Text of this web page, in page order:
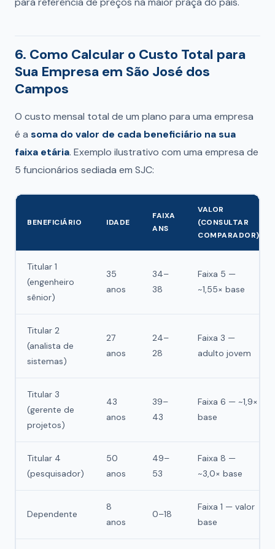
6. Como Calcular o Custo Total para
Sua Empresa em São José dos
Campos
O custo mensal total de um plano para uma empresa
é a soma do valor de cada beneficiário na sua
faixa etária. Exemplo ilustrativo com uma empresa de
5 funcionários sediada em SJC:
BENEFICIÁRIO IDADE
FAIXA
ANS
VALOR
(CONSULTAR
COMPARADOR)
Titular 1
(engenheiro
sênior)
35
anos
34–
38
Faixa 5 —
~1,55× base
Titular 2
(analista de
sistemas)
27
anos
24–
28
Faixa 3 —
adulto jovem
Titular 3
(gerente de
projetos)
43
anos
39–
43
Faixa 6 — ~1,9×
base
Titular 4
(pesquisador)
50
anos
49–
53
Faixa 8 —
~3,0× base
Dependente
8
anos
0–18
Faixa 1 — valor
base